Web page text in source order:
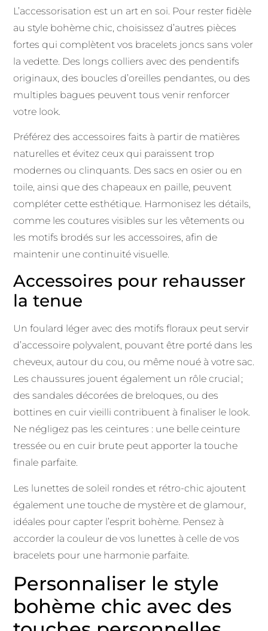
L’accessorisation est un art en soi. Pour rester fidèle
au style bohème chic, choisissez d’autres pièces
fortes qui complètent vos bracelets joncs sans voler
la vedette. Des longs colliers avec des pendentifs
originaux, des boucles d’oreilles pendantes, ou des
multiples bagues peuvent tous venir renforcer
votre look.
Préférez des accessoires faits à partir de matières
naturelles et évitez ceux qui paraissent trop
modernes ou clinquants. Des sacs en osier ou en
toile, ainsi que des chapeaux en paille, peuvent
compléter cette esthétique. Harmonisez les détails,
comme les coutures visibles sur les vêtements ou
les motifs brodés sur les accessoires, afin de
maintenir une continuité visuelle.
Accessoires pour rehausser
la tenue
Un foulard léger avec des motifs floraux peut servir
d’accessoire polyvalent, pouvant être porté dans les
cheveux, autour du cou, ou même noué à votre sac.
Les chaussures jouent également un rôle crucial ;
des sandales décorées de breloques, ou des
bottines en cuir vieilli contribuent à finaliser le look.
Ne négligez pas les ceintures : une belle ceinture
tressée ou en cuir brute peut apporter la touche
finale parfaite.
Les lunettes de soleil rondes et rétro-chic ajoutent
également une touche de mystère et de glamour,
idéales pour capter l’esprit bohème. Pensez à
accorder la couleur de vos lunettes à celle de vos
bracelets pour une harmonie parfaite.
Personnaliser le style
bohème chic avec des